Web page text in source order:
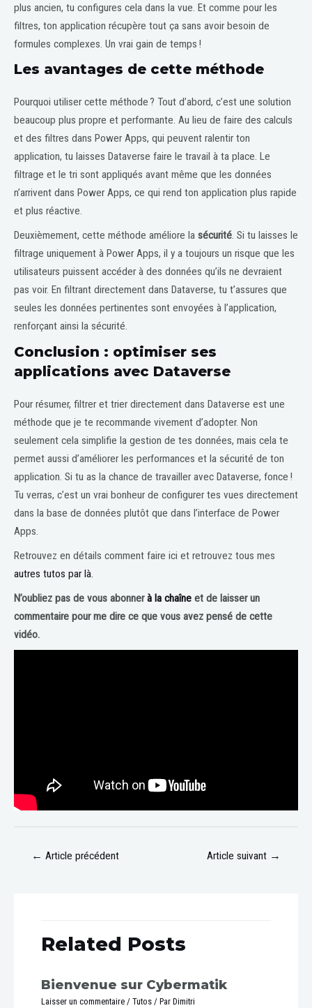
plus ancien, tu configures cela dans la vue. Et comme pour les
filtres, ton application récupère tout ça sans avoir besoin de
formules complexes. Un vrai gain de temps !
Les avantages de cette méthode
Pourquoi utiliser cette méthode ? Tout d’abord, c’est une solution
beaucoup plus propre et performante. Au lieu de faire des calculs
et des filtres dans Power Apps, qui peuvent ralentir ton
application, tu laisses Dataverse faire le travail à ta place. Le
filtrage et le tri sont appliqués avant même que les données
n’arrivent dans Power Apps, ce qui rend ton application plus rapide
et plus réactive.
Deuxièmement, cette méthode améliore la sécurité. Si tu laisses le
filtrage uniquement à Power Apps, il y a toujours un risque que les
utilisateurs puissent accéder à des données qu’ils ne devraient
pas voir. En filtrant directement dans Dataverse, tu t’assures que
seules les données pertinentes sont envoyées à l’application,
renforçant ainsi la sécurité.
Conclusion : optimiser ses
applications avec Dataverse
Pour résumer, filtrer et trier directement dans Dataverse est une
méthode que je te recommande vivement d’adopter. Non
seulement cela simplifie la gestion de tes données, mais cela te
permet aussi d’améliorer les performances et la sécurité de ton
application. Si tu as la chance de travailler avec Dataverse, fonce !
Tu verras, c’est un vrai bonheur de configurer tes vues directement
dans la base de données plutôt que dans l’interface de Power
Apps.
Retrouvez en détails comment faire ici et retrouvez tous mes
autres tutos par là.
N’oubliez pas de vous abonnerà la chaîne et de laisser un
commentaire pour me dire ce que vous avez pensé de cette
vidéo.
← Article précédent Article suivant →
Related Posts
Bienvenue sur Cybermatik
Laisser un commentaire / Tutos/ Par Dimitri